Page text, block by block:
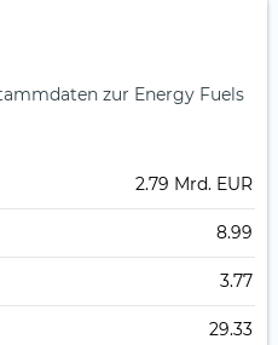
zur Energy Fuels
2.79 Mrd. EUR
8.99
3.77
29.33